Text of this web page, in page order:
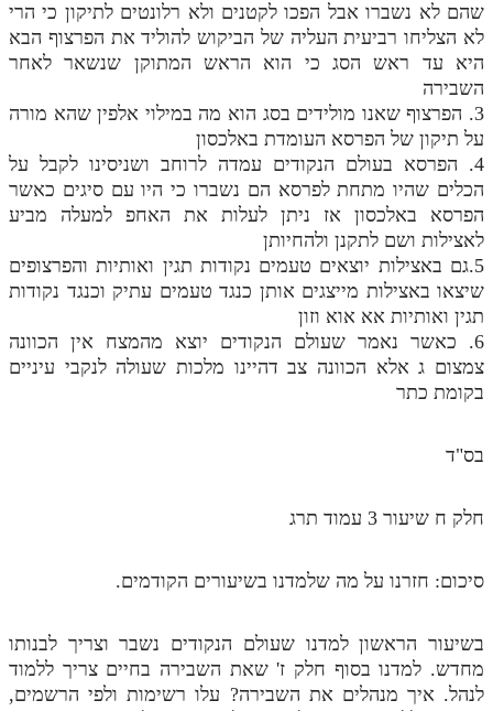
הזמן סט תע"ס
הזמן סט תלמוד עשר הספירות
ספרים להורדה
מנוע חיפוש בספרים
תלמוד עשר הספירות בעיון
תלמוד עשר הספירות חלק א
תע"ס חלק ב' עיון
תע"ס חלק ג' עיון
תלמוד עשר הספירות חלק ד
תלמוד עשר הספירות חלק ז
תלמוד עשר הספירות חלק י
תלמוד עשר הספירות חלק יא
שהם לא נשברו אבל הפכו לקטנים ולא רלונטים לתיקון כי הרי
לא הצליחו רביעית העליה של הביקוש להוליד את הפרצוף הבא
היא עד ראש הסג כי הוא הראש המתוקן שנשאר לאחר
השבירה
3. הפרצוף שאנו מולידים בסג הוא מה במילוי אלפין שהא מורה
על תיקון של הפרסא העומדת באלכסון
4. הפרסא בעולם הנקודים עמדה לרוחב ושניסינו לקבל על
הכלים שהיו מתחת לפרסא הם נשברו כי היו עם סיגים כאשר
הפרסא באלכסון אז ניתן לעלות את האחפ למעלה מביע
לאצילות ושם לתקנן ולהחיותן
5.גם באצילות יוצאים טעמים נקודות תגין ואותיות והפרצופים
שיצאו באצילות מייצגים אותן כנגד טעמים עתיק וכנגד נקודות
תגין ואותיות אא אוא וזון
6. כאשר נאמר שעולם הנקודים יוצא מהמצח אין הכוונה
צמצום ג אלא הכוונה צב דהיינו מלכות שעולה לנקבי עיניים
בקומת כתר
בס"ד
חלק ח שיעור 3 עמוד תרג
סיכום: חזרנו על מה שלמדנו בשיעורים הקודמים.
בשיעור הראשון למדנו שעולם הנקודים נשבר וצריך לבנותו
מחדש. למדנו בסוף חלק ז' שאת השבירה בחיים צריך ללמוד
לנהל. איך מנהלים את השבירה? עלו רשימות ולפי הרשמים,